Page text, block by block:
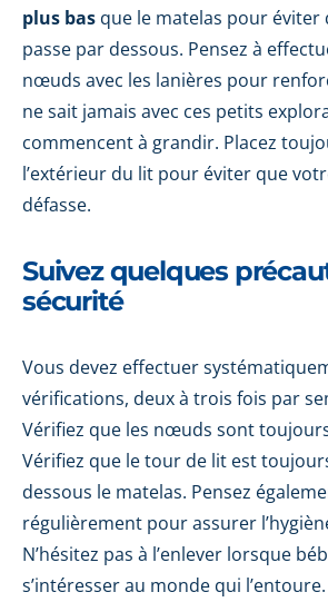
plus bas que le matelas pour éviter
passe par dessous. Pensez à
nœuds avec les lanières pour
ne sait jamais avec ces petits
commencent à grandir. Placez
l’extérieur du lit pour éviter que
défasse.
Suivez quelques
sécurité
Vous devez effectuer
vérifications, deux à trois fois par
Vérifiez que les nœuds sont
Vérifiez que le tour de lit est
dessous le matelas. Pensez
régulièrement pour assurer
N’hésitez pas à l’enlever lorsque
s’intéresser au monde qui